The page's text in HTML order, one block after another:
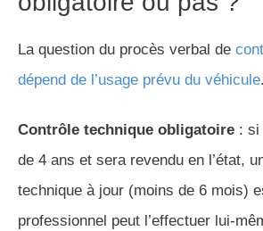
La question du procès verbal de
dépend de l’usage prévu du véhicule.
Contrôle technique obligatoire : si
de 4 ans et sera revendu en l’état,
technique à jour (moins de 6 mois)
professionnel peut l’effectuer lui-